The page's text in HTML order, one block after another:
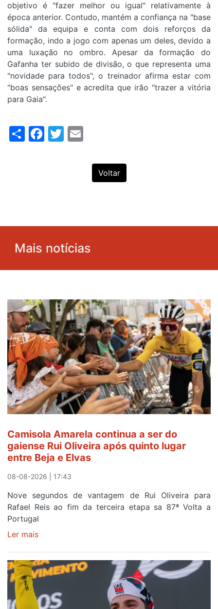
objetivo é "fazer melhor ou igual" relativamente à
época anterior. Contudo, mantém a confiança na "base
sólida" da equipa e conta com dois reforços da
formação, indo a jogo com apenas um deles, devido a
uma luxação no ombro. Apesar da formação do
Gafanha ter subido de divisão, o que representa uma
"novidade para todos", o treinador afirma estar com
"boas sensações" e acredita que irão "trazer a vitória
para Gaia".
ShareFacebook
Twitter
Voltar
Mais notícias
Camisola Amarela continua a ser do
gaiense Rui Oliveira após quinto lugar
entre Beja e Elvas
08-08-2026 | 17:43
Nove segundos de vantagem de Rui Oliveira para
Rafael Reis ao fim da terceira etapa sa 87ª Volta a
Portugal
Ler mais
continua
a
ser
do